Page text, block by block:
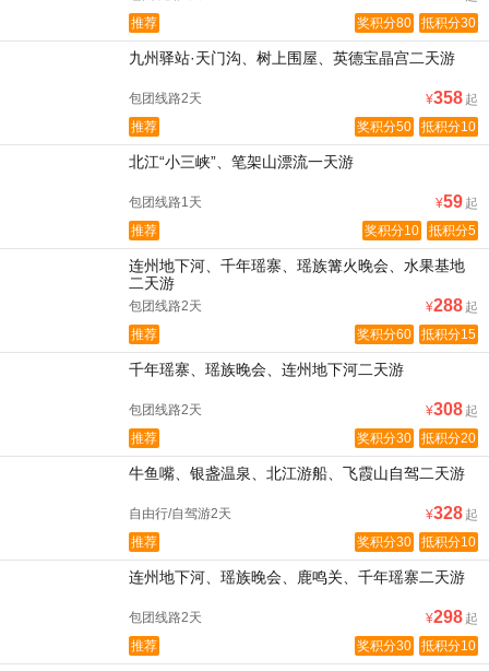
抵积分30
奖积分80
推荐
九州驿站·天门沟、树上围屋、英德宝晶宫二天游
包团线路2天 ¥358 起
抵积分10
奖积分50
推荐
北江“小三峡”、笔架山漂流一天游
包团线路1天 ¥59 起
抵积分5
奖积分10
推荐
连州地下河、千年瑶寨、瑶族篝火晚会、水果基地
二天游
包团线路2天 ¥288 起
抵积分15
奖积分60
推荐
千年瑶寨、瑶族晚会、连州地下河二天游
包团线路2天 ¥308 起
抵积分20
奖积分30
推荐
牛鱼嘴、银盏温泉、北江游船、飞霞山自驾二天游
自由行/自驾游2天 ¥328 起
抵积分10
奖积分30
推荐
连州地下河、瑶族晚会、鹿鸣关、千年瑶寨二天游
包团线路2天 ¥298 起
抵积分10
奖积分30
推荐